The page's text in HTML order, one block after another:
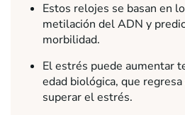
Estos relojes se basan en
metilación del ADN y
morbilidad.
El estrés puede aumentar
edad biológica, que
superar el estrés.